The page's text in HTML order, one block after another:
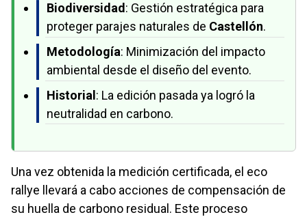
Biodiversidad : Gestión estratégica para
proteger parajes naturales de Castellón.
Metodología: Minimización del impacto
ambiental desde el diseño del evento.
Historial: La edición pasada ya logró la
neutralidad en carbono.
Una vez obtenida la medición certificada, el eco
rallye llevará a cabo acciones de compensación de
su huella de carbono residual. Este proceso